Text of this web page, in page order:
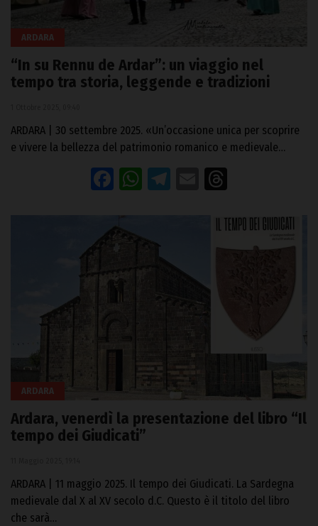
ARDARA
“In su Rennu de Ardar”: un viaggio nel
tempo tra storia, leggende e tradizioni
ARDARA | 30 settembre 2025. «Un’occasione unica per scoprire
e vivere la bellezza del patrimonio romanico e medievale…
Facebook
WhatsApp
Telegram
Email
ARDARA
Ardara, venerdì la presentazione del libro “Il
tempo dei Giudicati”
ARDARA | 11 maggio 2025. Il tempo dei Giudicati. La Sardegna
medievale dal X al XV secolo d.C. Questo è il titolo del libro
che sarà…